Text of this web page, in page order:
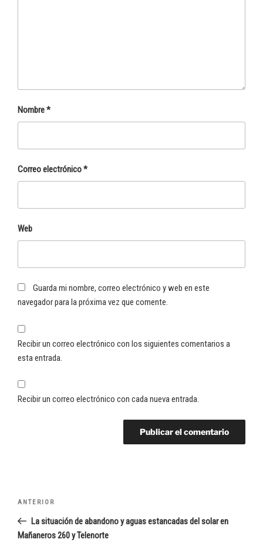
Nombre*
Correo electrónico*
Web
Guarda mi nombre, correo electrónico y web en este
navegador para la próxima vez que comente.
Recibir un correo electrónico con los siguientes comentarios a
esta entrada.
Recibir un correo electrónico con cada nueva entrada.
Navegación
entradas
Entrada
anterior:
ANTERIOR
La situación de abandono y aguas estancadas del solar en
Mañaneros 260 y Telenorte